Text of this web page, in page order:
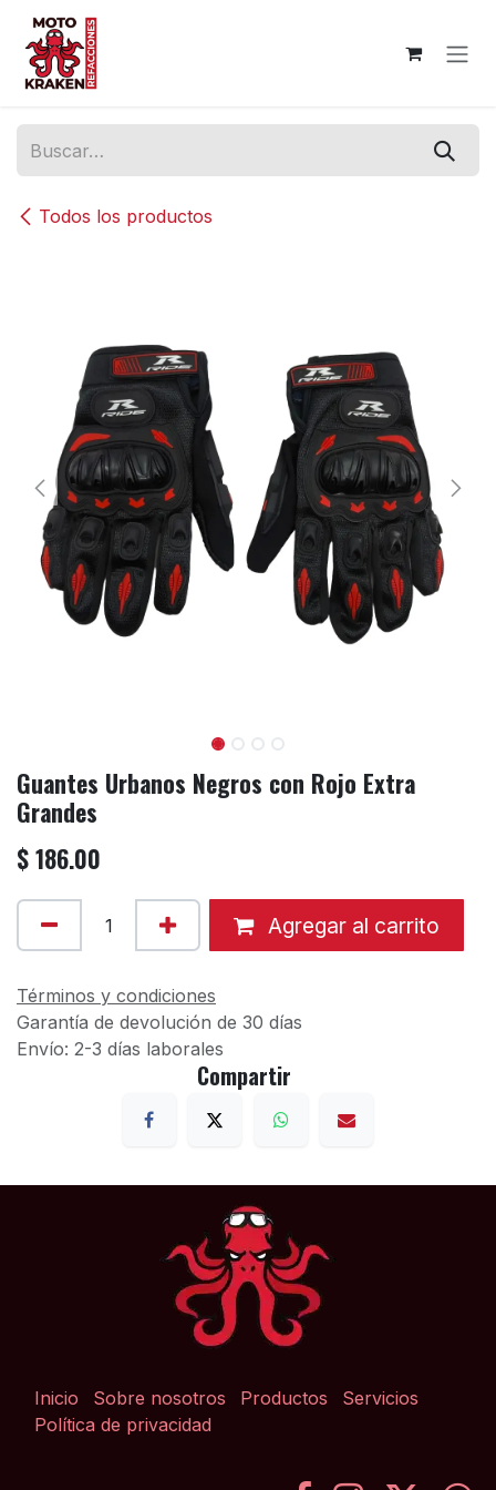
Ir al contenido
Todos los productos
Guantes Urbanos Negros con Rojo Extra
Grandes
$186.00
Agregar al carrito
Términos y condiciones
Garantía de devolución de 30 días
Envío: 2-3 días laborales
Compartir
Inicio Sobre nosotros Productos
Servicios
Política de privacidad